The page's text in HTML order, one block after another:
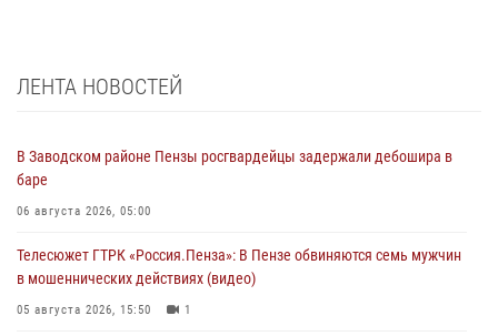
ЛЕНТА НОВОСТЕЙ
В Заводском районе Пензы росгвардейцы задержали дебошира в
баре
06 августа 2026, 05:00
Телесюжет ГТРК «Россия.Пенза»: В Пензе обвиняются семь мужчин
в мошеннических действиях (видео)
05 августа 2026, 15:50 1